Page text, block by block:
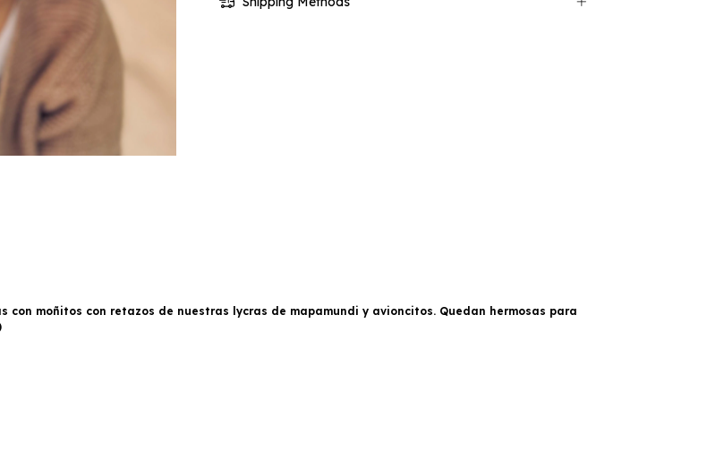
moñitos con retazos de nuestras lycras de mapamundi y avioncitos. Quedan hermosas para